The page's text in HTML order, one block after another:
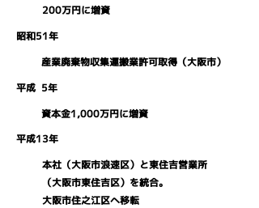
200万円に増資
昭和51年
産業廃棄物収集運搬業許可取得（大阪市）
平成 5年
資本金1,000万円に増資
平成13年
本社（大阪市浪速区）と東住吉営業所
（大阪市東住吉区）を統合。
大阪市住之江区へ移転